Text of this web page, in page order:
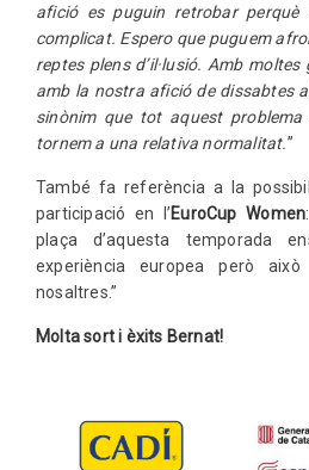
afició es puguin retrobar perquè
complicat. Espero que puguem
reptes plens d’il·lusió. Amb
amb la nostra afició de dissabtes
sinònim que tot aquest
tornem a una relativa normalitat.”
També fa referència a la
participació en l’EuroCup Women
plaça d’aquesta temporada
experiència europea però
nosaltres.”
Molta sort i èxits Bernat!